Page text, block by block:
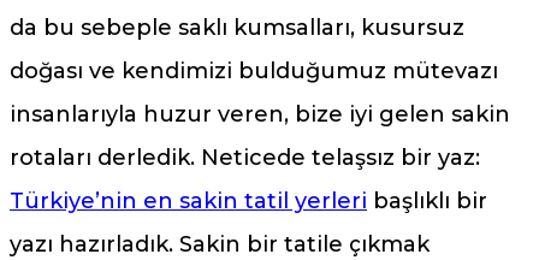
da bu sebeple saklı kumsalları, kusursuz
doğası ve kendimizi bulduğumuz mütevazı
insanlarıyla huzur veren, bize iyi gelen sakin
rotaları derledik. Neticede telaşsız bir yaz:
Türkiye’nin en sakin tatil yerleri başlıklı bir
yazı hazırladık. Sakin bir tatile çıkmak